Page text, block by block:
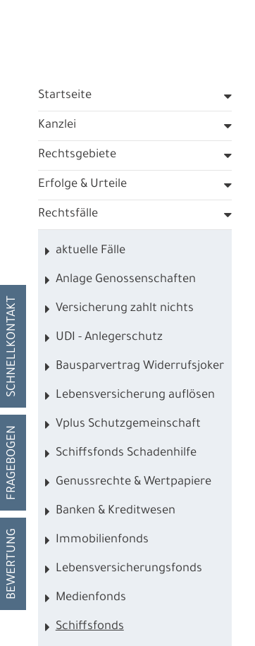
SCHNELLKONTAKT
FRAGEBOGEN
BEWERTUNG
Startseite
Kanzlei
Rechtsgebiete
Erfolge & Urteile
Rechtsfälle
aktuelle Fälle
Anlage Genossenschaften
Versicherung zahlt nichts
UDI - Anlegerschutz
Bausparvertrag Widerrufsjoker
Lebensversicherung auflösen
Vplus Schutzgemeinschaft
Schiffsfonds Schadenhilfe
Genussrechte & Wertpapiere
Banken & Kreditwesen
Immobilienfonds
Lebensversicherungsfonds
Medienfonds
Schiffsfonds